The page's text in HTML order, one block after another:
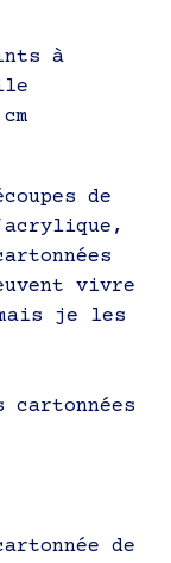
à
de
vivre
je les
de